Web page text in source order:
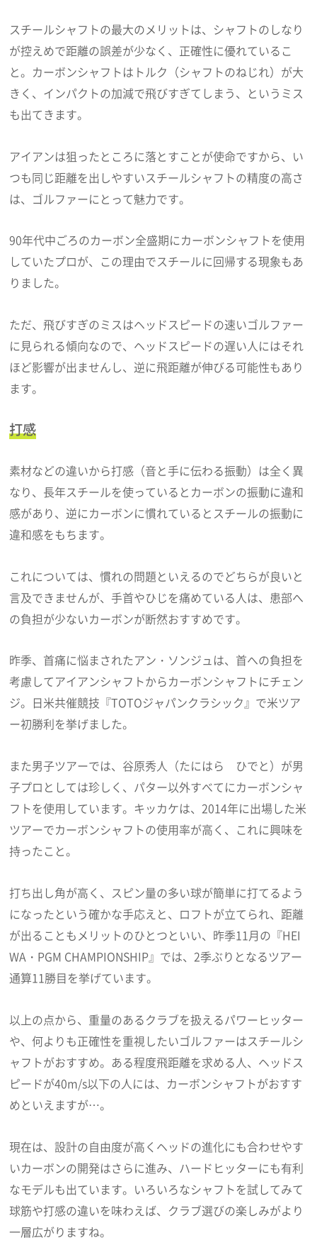
スチールシャフトの最大のメリットは、シャフトのしなり
が控えめで距離の誤差が少なく、正確性に優れているこ
と。カーボンシャフトはトルク（シャフトのねじれ）が大
きく、インパクトの加減で飛びすぎてしまう、というミス
も出てきます。
アイアンは狙ったところに落とすことが使命ですから、い
つも同じ距離を出しやすいスチールシャフトの精度の高さ
は、ゴルファーにとって魅力です。
90年代中ごろのカーボン全盛期にカーボンシャフトを使用
していたプロが、この理由でスチールに回帰する現象もあ
りました。
ただ、飛びすぎのミスはヘッドスピードの速いゴルファー
に見られる傾向なので、ヘッドスピードの遅い人にはそれ
ほど影響が出ませんし、逆に飛距離が伸びる可能性もあり
ます。
打感
素材などの違いから打感（音と手に伝わる振動）は全く異
なり、長年スチールを使っているとカーボンの振動に違和
感があり、逆にカーボンに慣れているとスチールの振動に
違和感をもちます。
これについては、慣れの問題といえるのでどちらが良いと
言及できませんが、手首やひじを痛めている人は、患部へ
の負担が少ないカーボンが断然おすすめです。
昨季、首痛に悩まされたアン・ソンジュは、首への負担を
考慮してアイアンシャフトからカーボンシャフトにチェン
ジ。日米共催競技『TOTOジャパンクラシック』で米ツア
ー初勝利を挙げました。
また男子ツアーでは、谷原秀人（たにはら ひでと）が男
子プロとしては珍しく、パター以外すべてにカーボンシャ
フトを使用しています。キッカケは、2014年に出場した米
ツアーでカーボンシャフトの使用率が高く、これに興味を
持ったこと。
打ち出し角が高く、スピン量の多い球が簡単に打てるよう
になったという確かな手応えと、ロフトが立てられ、距離
が出ることもメリットのひとつといい、昨季11月の『HEI
WA・PGM CHAMPIONSHIP』では、2季ぶりとなるツアー
通算11勝目を挙げています。
以上の点から、重量のあるクラブを扱えるパワーヒッター
や、何よりも正確性を重視したいゴルファーはスチールシ
ャフトがおすすめ。ある程度飛距離を求める人、ヘッドス
ピードが40m/s以下の人には、カーボンシャフトがおすす
めといえますが…。
現在は、設計の自由度が高くヘッドの進化にも合わせやす
いカーボンの開発はさらに進み、ハードヒッターにも有利
なモデルも出ています。いろいろなシャフトを試してみて
球筋や打感の違いを味わえば、クラブ選びの楽しみがより
一層広がりますね。